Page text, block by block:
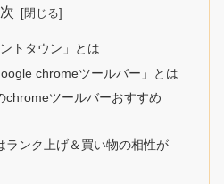
トタウン」とは
chromeツールバー」とは
chromeツールバーおすすめ
ランク上げ＆買い物の相性が